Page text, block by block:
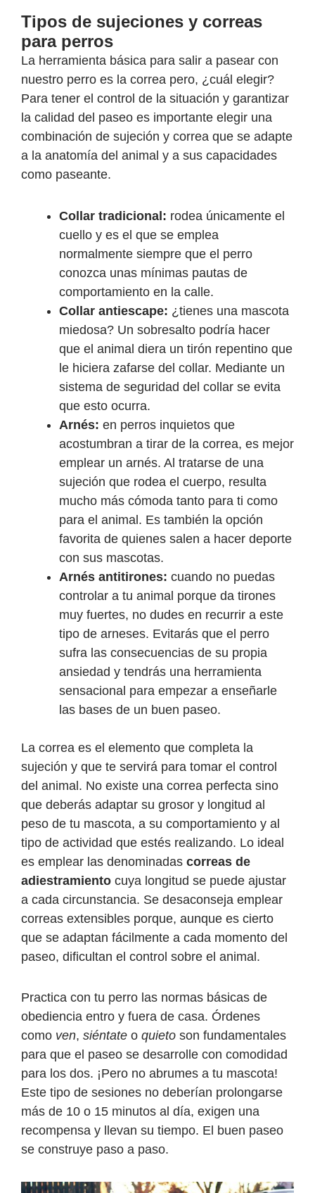
Tipos de sujeciones y correas
para perros
La herramienta básica para salir a pasear con
nuestro perro es la correa pero, ¿cuál elegir?
Para tener el control de la situación y garantizar
la calidad del paseo es importante elegir una
combinación de sujeción y correa que se adapte
a la anatomía del animal y a sus capacidades
como paseante.
Collar tradicional: rodea únicamente el
cuello y es el que se emplea
normalmente siempre que el perro
conozca unas mínimas pautas de
comportamiento en la calle.
Collar antiescape: ¿tienes una mascota
miedosa? Un sobresalto podría hacer
que el animal diera un tirón repentino que
le hiciera zafarse del collar. Mediante un
sistema de seguridad del collar se evita
que esto ocurra.
Arnés: en perros inquietos que
acostumbran a tirar de la correa, es mejor
emplear un arnés. Al tratarse de una
sujeción que rodea el cuerpo, resulta
mucho más cómoda tanto para ti como
para el animal. Es también la opción
favorita de quienes salen a hacer deporte
con sus mascotas.
Arnés antitirones: cuando no puedas
controlar a tu animal porque da tirones
muy fuertes, no dudes en recurrir a este
tipo de arneses. Evitarás que el perro
sufra las consecuencias de su propia
ansiedad y tendrás una herramienta
sensacional para empezar a enseñarle
las bases de un buen paseo.
La correa es el elemento que completa la
sujeción y que te servirá para tomar el control
del animal. No existe una correa perfecta sino
que deberás adaptar su grosor y longitud al
peso de tu mascota, a su comportamiento y al
tipo de actividad que estés realizando. Lo ideal
es emplear las denominadas correas de
adiestramiento cuya longitud se puede ajustar
a cada circunstancia. Se desaconseja emplear
correas extensibles porque, aunque es cierto
que se adaptan fácilmente a cada momento del
paseo, dificultan el control sobre el animal.
Practica con tu perro las normas básicas de
obediencia entro y fuera de casa. Órdenes
como ven, siéntate o quieto son fundamentales
para que el paseo se desarrolle con comodidad
para los dos. ¡Pero no abrumes a tu mascota!
Este tipo de sesiones no deberían prolongarse
más de 10 o 15 minutos al día, exigen una
recompensa y llevan su tiempo. El buen paseo
se construye paso a paso.